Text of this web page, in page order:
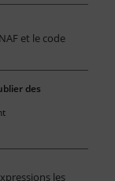
et le code
des
les